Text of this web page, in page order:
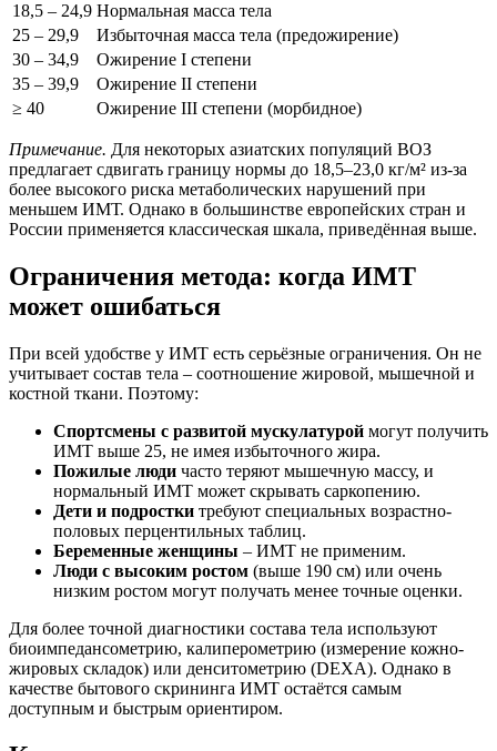
18,5 – 24,9 Нормальная масса тела
25 – 29,9
Избыточная масса тела (предожирение)
30 – 34,9
Ожирение I степени
35 – 39,9
Ожирение II степени
≥ 40
Ожирение III степени (морбидное)
Примечание. Для некоторых азиатских популяций ВОЗ
предлагает сдвигать границу нормы до 18,5–23,0 кг/м² из-за
более высокого риска метаболических нарушений при
меньшем ИМТ. Однако в большинстве европейских стран и
России применяется классическая шкала, приведённая выше.
Ограничения метода: когда ИМТ
может ошибаться
При всей удобстве у ИМТ есть серьёзные ограничения. Он не
учитывает состав тела – соотношение жировой, мышечной и
костной ткани. Поэтому:
Спортсмены с развитой мускулатурой могут получить
ИМТ выше 25, не имея избыточного жира.
Пожилые люди часто теряют мышечную массу, и
нормальный ИМТ может скрывать саркопению.
Дети и подростки требуют специальных возрастно-
половых перцентильных таблиц.
Беременные женщины – ИМТ не применим.
Люди с высоким ростом (выше 190 см) или очень
низким ростом могут получать менее точные оценки.
Для более точной диагностики состава тела используют
биоимпедансометрию, калиперометрию (измерение кожно-
жировых складок) или денситометрию (DEXA). Однако в
качестве бытового скрининга ИМТ остаётся самым
доступным и быстрым ориентиром.